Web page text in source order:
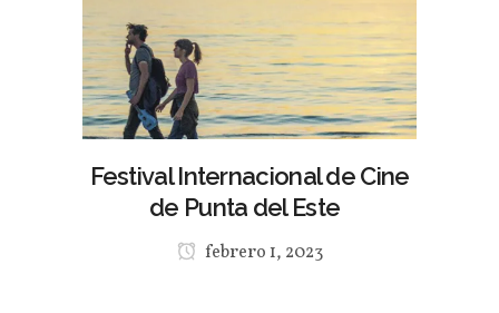
Festival Internacional de Cine
de Punta del Este
febrero 1, 2023